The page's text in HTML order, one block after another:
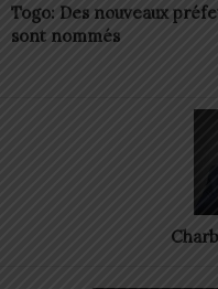
Togo: Des nouveaux
sont nommés